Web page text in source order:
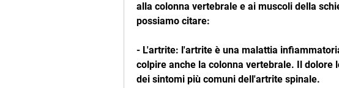
alla colonna vertebrale e ai muscoli della
possiamo citare:
- L'artrite: l'artrite è una malattia
colpire anche la colonna vertebrale. Il dolore
dei sintomi più comuni dell'artrite spinale.